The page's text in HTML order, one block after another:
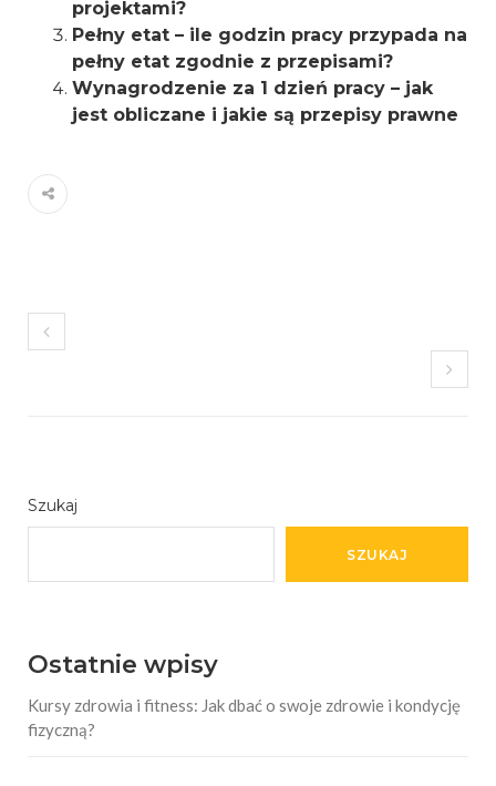
projektami?
Pełny etat – ile godzin pracy przypada na
pełny etat zgodnie z przepisami?
Wynagrodzenie za 1 dzień pracy – jak
jest obliczane i jakie są przepisy prawne
Szukaj
SZUKAJ
Ostatnie wpisy
Kursy zdrowia i fitness: Jak dbać o swoje zdrowie i kondycję
fizyczną?